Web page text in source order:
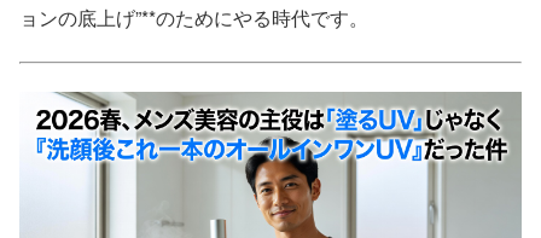
ョンの底上げ”**のためにやる時代です。